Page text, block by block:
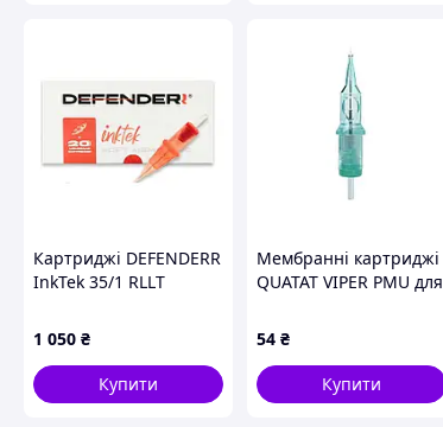
Картриджі DEFENDERR
InkTek 35/1 RLLT
1 050 ₴
Купити
Мембранні картриджі
QUATAT VIPER PMU для
макіяжу 0,3/1 RLLT, 1
шт.
54 ₴
Купити